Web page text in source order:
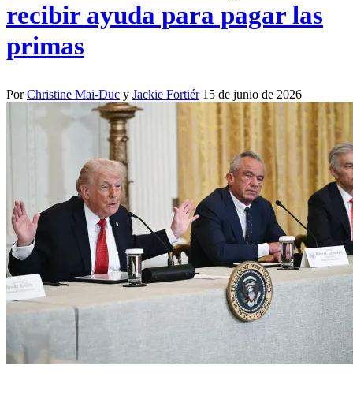
recibir ayuda para pagar las
primas
PorChristine Mai-Duc y Jackie Fortiér 15 de junio de 2026